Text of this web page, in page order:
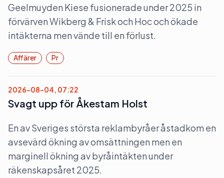
Geelmuyden Kiese fusionerade under 2025 in
förvärven Wikberg & Frisk och Hoc och ökade
intäkterna men vände till en förlust.
Affärer Pr
2026-08-04, 07:22
Svagt upp för Åkestam Holst
En av Sveriges största reklambyråer åstadkom en
avsevärd ökning av omsättningen men en
marginell ökning av byråintäkten under
räkenskapsåret 2025.